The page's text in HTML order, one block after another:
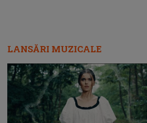
LANSĂRI MUZICALE